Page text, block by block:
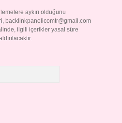
aykırı olduğunu
backlinkpanelicomtr@gmail.com
ilgili içerikler yasal süre